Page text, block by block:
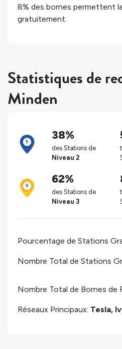
8% des bornes permettent
gratuitement.
Statistiques de
Minden
38%
des Stations de
Niveau 2
62%
des Stations de
Niveau 3
Pourcentage de Stations
Nombre Total de Stations
Nombre Total de Bornes de
Réseaux Principaux: Tesla,